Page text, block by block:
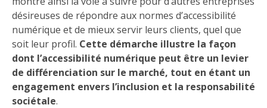
désireuses de répondre aux normes d’accessibilité
numérique et de mieux servir leurs clients, quel que
soit leur profil. Cette démarche illustre la façon
dont l’accessibilité numérique peut être un levier
de différenciation sur le marché, tout en étant un
engagement envers l’inclusion et la responsabilité
sociétale.